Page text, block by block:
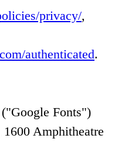
privacy/,
authenticated.
Fonts")
Amphitheatre